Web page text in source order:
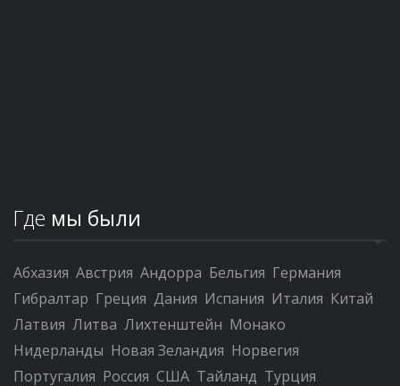
Где мы были
Абхазия Австрия Андорра Бельгия Германия
Гибралтар Греция Дания Испания Италия Китай
Латвия Литва Лихтенштейн Монако
Нидерланды Новая Зеландия Норвегия
Португалия Россия США Тайланд Турция